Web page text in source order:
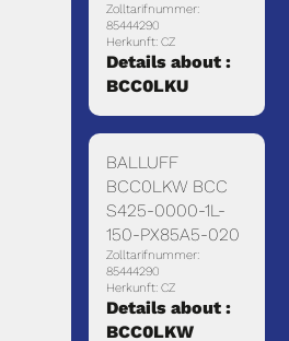
Zolltarifnummer:
85444290
Herkunft: CZ
Details about :
BCC0LKU
BALLUFF
BCC0LKW BCC
S425-0000-1L-
150-PX85A5-020
Zolltarifnummer:
85444290
Herkunft: CZ
Details about :
BCC0LKW